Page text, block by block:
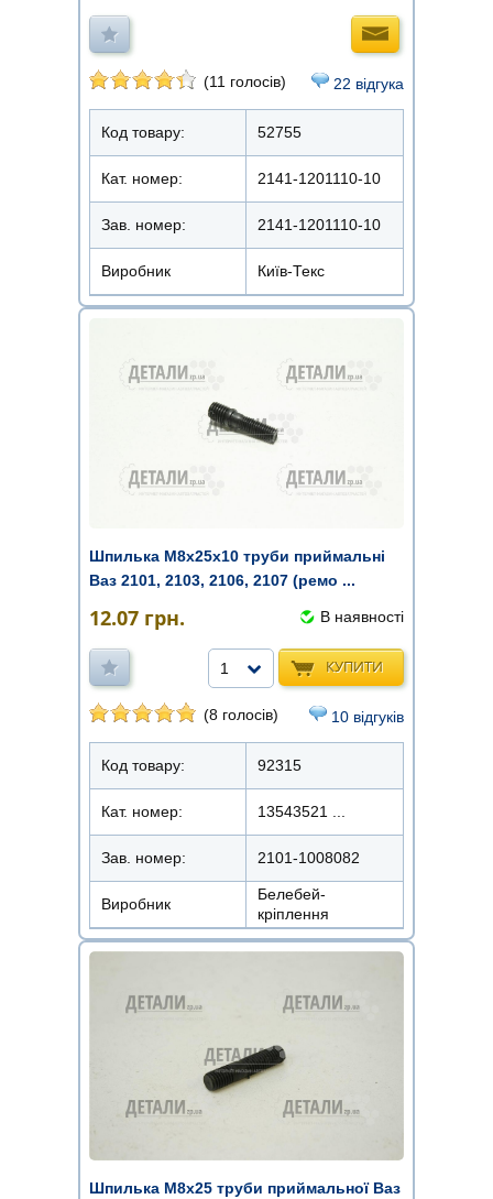
(11 голосів) 22 відгука
Код товару: 52755
Кат. номер: 2141-1201110-10
Зав. номер: 2141-1201110-10
Виробник Київ-Текс
Шпилька M8х25х10 труби приймальні
Ваз 2101, 2103, 2106, 2107 (ремо ...
12.07 грн. В наявності
КУПИТИ
1
(8 голосів) 10 відгуків
Код товару: 92315
Кат. номер: 13543521 ...
Зав. номер: 2101-1008082
Виробник
Белебей-
кріплення
Шпилька М8х25 труби приймальної Ваз